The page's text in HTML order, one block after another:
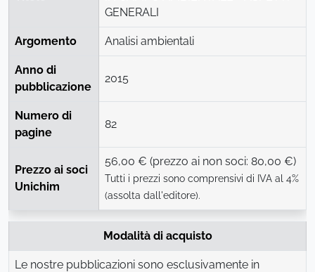
GENERALI
Argomento Analisi ambientali
Anno di
pubblicazione
2015
Numero di
pagine
82
Prezzo ai soci
Unichim
56,00 € (prezzo ai non soci: 80,00 €)
Tutti i prezzi sono comprensivi di IVA al 4%
(assolta dall'editore).
Modalità di acquisto
Le nostre pubblicazioni sono esclusivamente in